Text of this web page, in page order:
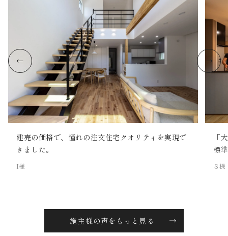
建売の価格で、憧れの注文住宅クオリティを実現で
きました。
I様
「
標
Ｓ様
施主様の声をもっと見る